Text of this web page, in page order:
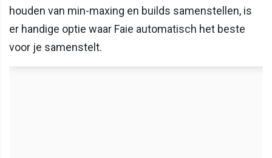
houden van min-maxing en builds samenstellen, is
er handige optie waar Faie automatisch het beste
voor je samenstelt.